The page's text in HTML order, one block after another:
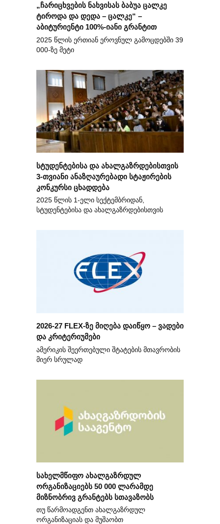
„ჩარიცხვების ნახვისას ბაბუა ცალკე
ტიროდა და დედა – ცალკე“ –
აბიტურიენტი 100%-იანი გრანტით
2025 წლის ერთიან ეროვნულ გამოცდებში 39
000-ზე მეტი
სტუდენტებისა და ახალგაზრდებისთვის
3-თვიანი ანაზღაურებადი სტაჟირების
კონკურსი ცხადდება
2025 წლის 1-ელი სექტემბრიდან,
სტუდენტებისა და ახალგაზრდებისთვის
2026-27 FLEX-ზე მიღება დაიწყო – ვადები
და კრიტერიუმები
ამერიკის შეერთებული შტატების მთავრობის
მიერ სრულად
სახელმწიფო ახალგაზრდულ
ორგანიზაციებს 50 000 ლარამდე
მიზნობრივ გრანტებს სთავაზობს
თუ წარმოადგენთ ახალგაზრდულ
ორგანიზაციას და მუშაობთ